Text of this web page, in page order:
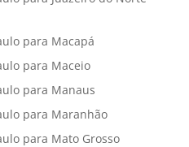
para Macapá
para Maceio
para Manaus
para Maranhão
para Mato Grosso